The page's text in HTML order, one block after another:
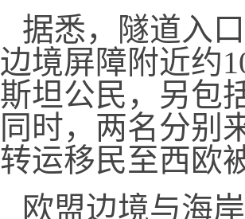
据悉，隧道入
边境屏障附近约
斯坦公民，另包
同时，两名分别
转运移民至西欧
欧盟边境与海